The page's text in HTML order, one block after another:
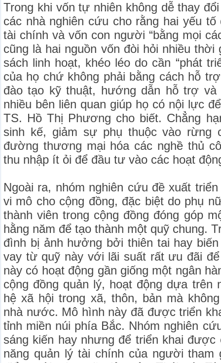
Trong khi vốn tự nhiên không dễ thay
các nhà nghiên cứu cho rằng hai yếu
tài chính và vốn con người “bằng mọi
cũng là hai nguồn vốn đòi hỏi nhiều thời
sách linh hoạt, khéo léo do cần “phát
của họ chứ không phải bằng cách hỗ
đào tạo kỹ thuật, hướng dẫn hỗ trợ
nhiều bên liên quan giúp họ có nội lực
TS. Hồ Thị Phương cho biết. Chẳng
sinh kế, giảm sự phụ thuộc vào rừng
đường thương mại hóa các nghề thủ
thu nhập ít ỏi để đầu tư vào các hoạt
Ngoài ra, nhóm nghiên cứu đề xuất
vi mô cho cộng đồng, đặc biệt do phụ
thành viên trong cộng đồng đóng góp
hằng năm để tạo thành một quỹ chung.
đình bị ảnh hưởng bởi thiên tai hay
vay từ quỹ này với lãi suất rất ưu đãi
này có hoạt động gần giống một ngân
cộng đồng quản lý, hoạt động dựa trên
hệ xã hội trong xã, thôn, bản mà
nhà nước. Mô hình này đã được triển
tỉnh miền núi phía Bắc. Nhóm nghiên
sáng kiến hay nhưng để triển khai được
năng quản lý tài chính của người tham